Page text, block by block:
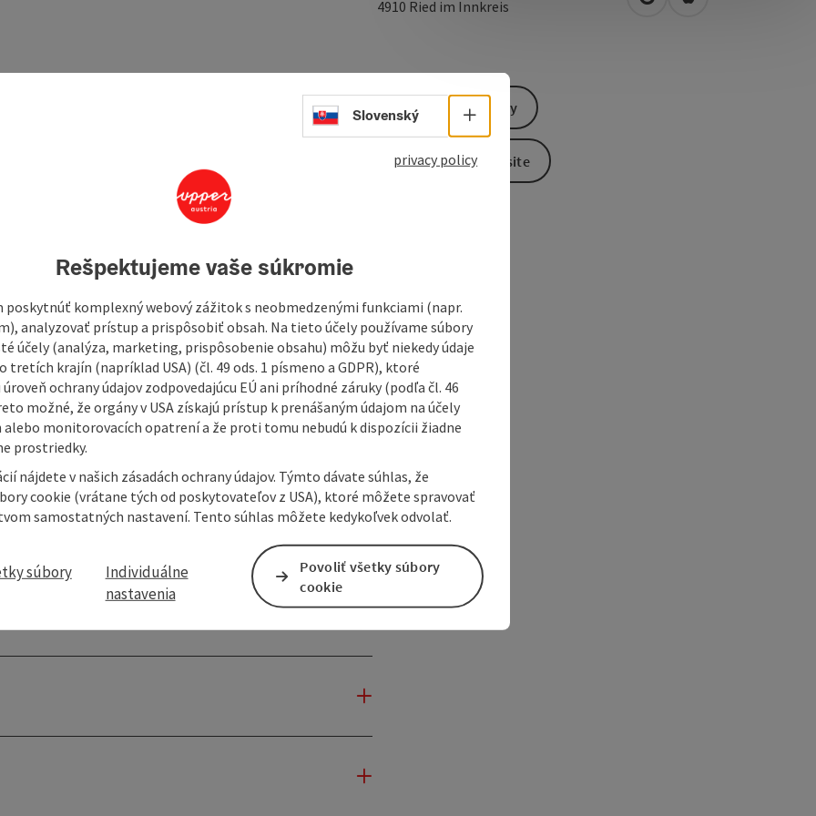
4910 Ried im Innkreis open in Google Maps
Open in Apple
over 100 employees who take time for their
- you will find all this and more at AIGNER
a unique competence centre for good vision and
- and much more...
brand-name glasses to world-famous designer
...
Send inquiry
To the website
Select language - Open menu
Slovenský
privacy policy
Rešpektujeme vaše súkromie
poskytnúť komplexný webový zážitok s neobmedzenými funkciami (napr.
analyzovať prístup a prispôsobiť obsah. Na tieto účely používame súbory
účely (analýza, marketing, prispôsobenie obsahu) môžu byť niekedy údaje
tretích krajín (napríklad USA) (čl. 49 ods. 1 písmeno a GDPR), ktoré
ochrany údajov zodpovedajúcu EÚ ani príhodné záruky (podľa čl. 46
možné, že orgány v USA získajú prístup k prenášaným údajom na účely
monitorovacích opatrení a že proti tomu nebudú k dispozícii žiadne
prostriedky.
nájdete v našich zásadách ochrany údajov. Týmto dávate súhlas, že
cookie (vrátane tých od poskytovateľov z USA), ktoré môžete spravovať
samostatných nastavení. Tento súhlas môžete kedykoľvek odvolať.
súbory
Individuálne
nastavenia
Povoliť všetky súbory
cookie